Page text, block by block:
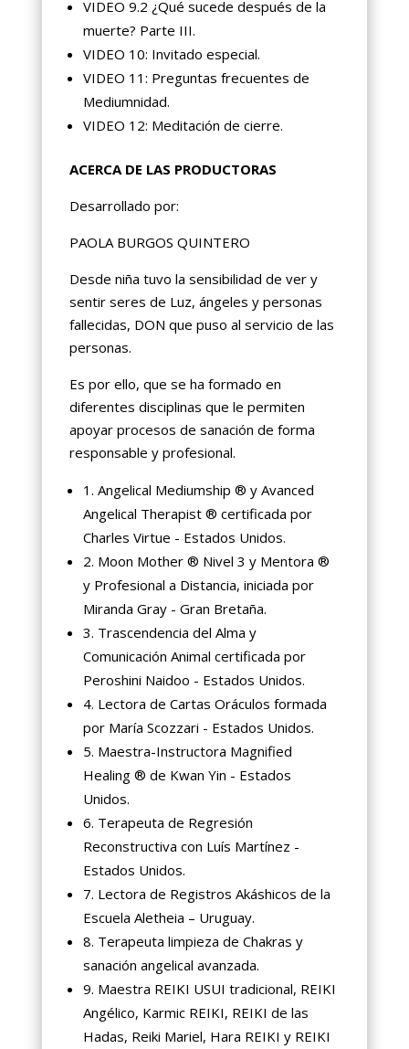
VIDEO 9.2 ¿Qué sucede después de la
muerte? Parte III.
VIDEO 10: Invitado especial.
VIDEO 11: Preguntas frecuentes de
Mediumnidad.
VIDEO 12: Meditación de cierre.
ACERCA DE LAS PRODUCTORAS
Desarrollado por:
PAOLA BURGOS QUINTERO
Desde niña tuvo la sensibilidad de ver y
sentir seres de Luz, ángeles y personas
fallecidas, DON que puso al servicio de las
personas.
Es por ello, que se ha formado en
diferentes disciplinas que le permiten
apoyar procesos de sanación de forma
responsable y profesional.
1. Angelical Mediumship ® y Avanced
Angelical Therapist ® certificada por
Charles Virtue - Estados Unidos.
2. Moon Mother ® Nivel 3 y Mentora ®
y Profesional a Distancia, iniciada por
Miranda Gray - Gran Bretaña.
3. Trascendencia del Alma y
Comunicación Animal certificada por
Peroshini Naidoo - Estados Unidos.
4. Lectora de Cartas Oráculos formada
por María Scozzari - Estados Unidos.
5. Maestra-Instructora Magnified
Healing ® de Kwan Yin - Estados
Unidos.
6. Terapeuta de Regresión
Reconstructiva con Luís Martínez -
Estados Unidos.
7. Lectora de Registros Akáshicos de la
Escuela Aletheia – Uruguay.
8. Terapeuta limpieza de Chakras y
sanación angelical avanzada.
9. Maestra REIKI USUI tradicional, REIKI
Angélico, Karmic REIKI, REIKI de las
Hadas, Reiki Mariel, Hara REIKI y REIKI